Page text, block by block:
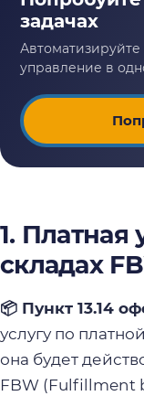
1. Платная
складах
📦 Пункт 13.14
услугу по
она будет
FBW (Fulfillment